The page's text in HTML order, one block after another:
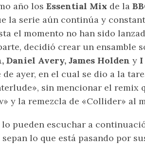
año los Essential Mix de la
la serie aún continúa y
el momento no han sido
decidió crear un ensamble
Daniel Avery, James Holden y I
ayer, en el cual se dio a la
sin mencionar el remix
y la remezcla de «Collider» al
lo pueden escuchar a
lo que está pasando por